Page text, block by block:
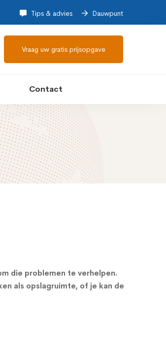
Tips & advies Dauwpunt
Vraag uw gratis prijsopgave
Contact
die problemen te verhelpen.
als opslagruimte, of je kan de